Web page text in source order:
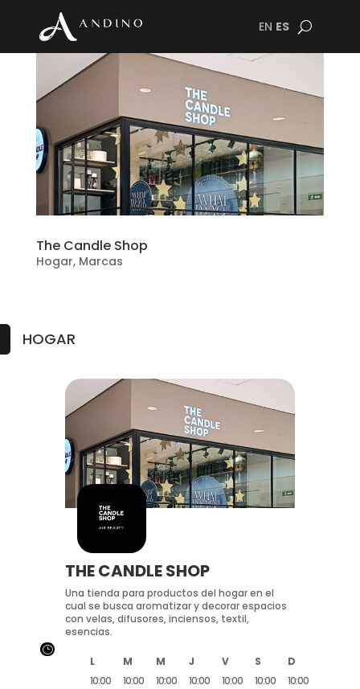
EN ES
The Candle Shop
Hogar, Marcas
HOGAR
THE CANDLE SHOP
Una tienda para productos del hogar en el
cual se busca aromatizar y decorar espacios
con velas, difusores, inciensos, textil,
esencias.
L M M J V S
D
10:00
10:00
10:00
10:00
10:00
10:00
10:00
}